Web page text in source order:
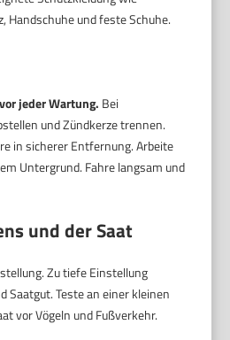
Handschuhe und feste Schuhe.
jeder Wartung. Bei
und Zündkerze trennen.
in sicherer Entfernung. Arbeite
Untergrund. Fahre langsam und
und der Saat
Zu tiefe Einstellung
Saatgut. Teste an einer kleinen
vor Vögeln und Fußverkehr.